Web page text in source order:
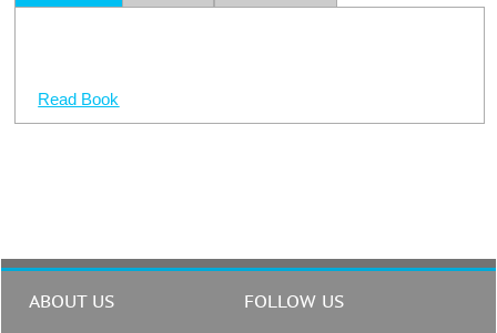
Read Book
ABOUT US FOLLOW US